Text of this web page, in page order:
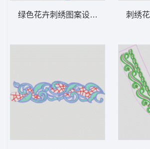
绿色花卉刺绣图案设计图 曲线花刺绣